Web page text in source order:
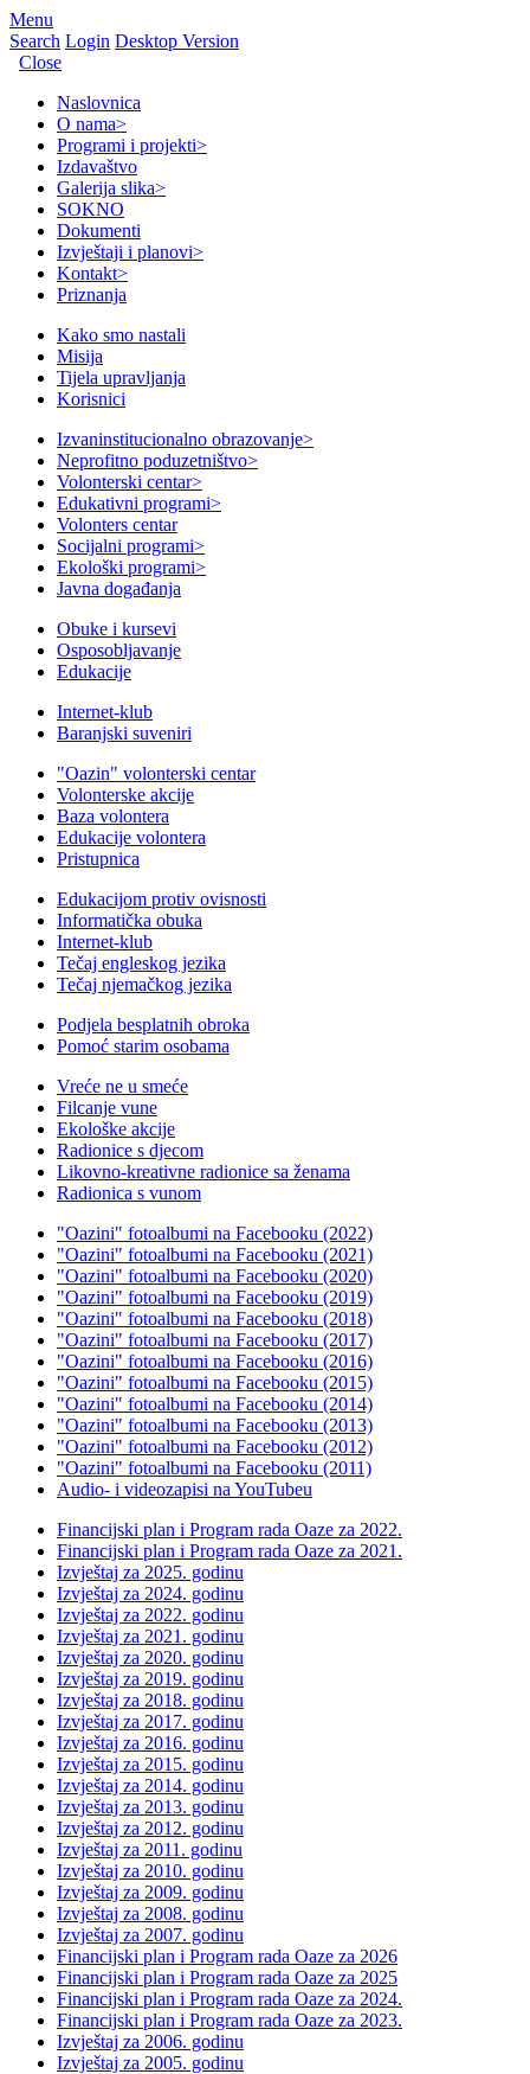
Menu
Search Login Desktop Version
Close
Naslovnica
O nama>
Programi i projekti>
Izdavaštvo
Galerija slika>
SOKNO
Dokumenti
Izvještaji i planovi>
Kontakt>
Priznanja
Kako smo nastali
Misija
Tijela upravljanja
Korisnici
Izvaninstitucionalno obrazovanje>
Neprofitno poduzetništvo>
Volonterski centar>
Edukativni programi>
Volonters centar
Socijalni programi>
Ekološki programi>
Javna događanja
Obuke i kursevi
Osposobljavanje
Edukacije
Internet-klub
Baranjski suveniri
"Oazin" volonterski centar
Volonterske akcije
Baza volontera
Edukacije volontera
Pristupnica
Edukacijom protiv ovisnosti
Informatička obuka
Internet-klub
Tečaj engleskog jezika
Tečaj njemačkog jezika
Podjela besplatnih obroka
Pomoć starim osobama
Vreće ne u smeće
Filcanje vune
Ekološke akcije
Radionice s djecom
Likovno-kreativne radionice sa ženama
Radionica s vunom
"Oazini" fotoalbumi na Facebooku (2022)
"Oazini" fotoalbumi na Facebooku (2021)
"Oazini" fotoalbumi na Facebooku (2020)
"Oazini" fotoalbumi na Facebooku (2019)
"Oazini" fotoalbumi na Facebooku (2018)
"Oazini" fotoalbumi na Facebooku (2017)
"Oazini" fotoalbumi na Facebooku (2016)
"Oazini" fotoalbumi na Facebooku (2015)
"Oazini" fotoalbumi na Facebooku (2014)
"Oazini" fotoalbumi na Facebooku (2013)
"Oazini" fotoalbumi na Facebooku (2012)
"Oazini" fotoalbumi na Facebooku (2011)
Audio- i videozapisi na YouTubeu
Financijski plan i Program rada Oaze za 2022.
Financijski plan i Program rada Oaze za 2021.
Izvještaj za 2025. godinu
Izvještaj za 2024. godinu
Izvještaj za 2022. godinu
Izvještaj za 2021. godinu
Izvještaj za 2020. godinu
Izvještaj za 2019. godinu
Izvještaj za 2018. godinu
Izvještaj za 2017. godinu
Izvještaj za 2016. godinu
Izvještaj za 2015. godinu
Izvještaj za 2014. godinu
Izvještaj za 2013. godinu
Izvještaj za 2012. godinu
Izvještaj za 2011. godinu
Izvještaj za 2010. godinu
Izvještaj za 2009. godinu
Izvještaj za 2008. godinu
Izvještaj za 2007. godinu
Financijski plan i Program rada Oaze za 2026
Financijski plan i Program rada Oaze za 2025
Financijski plan i Program rada Oaze za 2024.
Financijski plan i Program rada Oaze za 2023.
Izvještaj za 2006. godinu
Izvještaj za 2005. godinu